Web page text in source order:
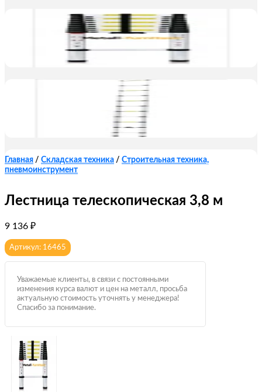
Главная / Складская техника / Строительная техника,
пневмоинструмент
Лестница телескопическая 3,8 м
9 136 ₽
Артикул: 16465
Уважаемые клиенты, в связи с постоянными
изменения курса валют и цен на металл, просьба
актуальную стоимость уточнять у менеджера!
Спасибо за понимание.